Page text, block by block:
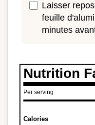
Laisser
feuille
minutes
Nutrition
Per serving
Calories